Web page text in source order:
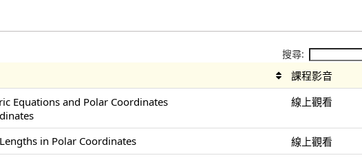
搜尋:
課程影音
Equations and Polar Coordinates
線上觀看
in Polar Coordinates
線上觀看